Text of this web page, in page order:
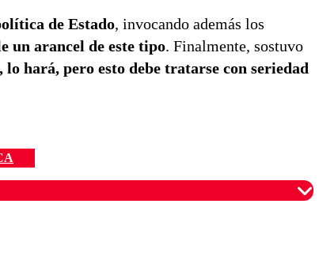
de Estado, invocando además los
un arancel de este tipo. Finalmente, sostuvo
hará, pero esto debe tratarse con seriedad